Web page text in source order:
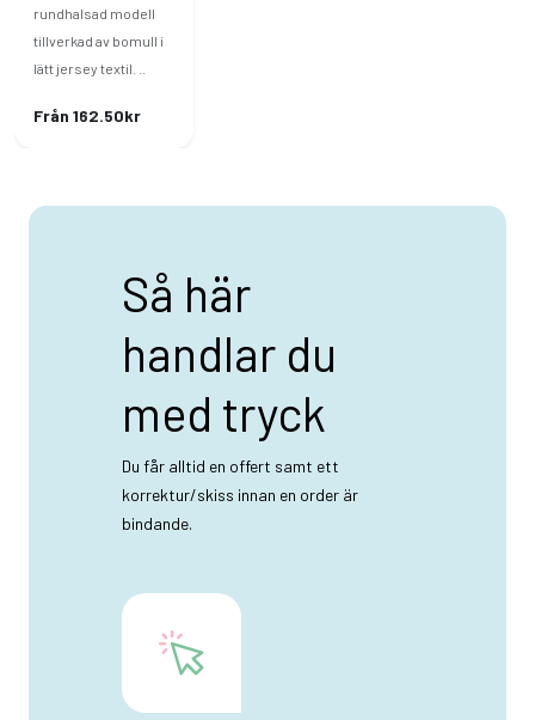
rundhalsad modell
tillverkad av bomull i
lätt jersey textil. ..
Från 162.50kr
Så här
handlar du
med tryck
Du får alltid en offert samt ett
korrektur/skiss innan en order är
bindande.